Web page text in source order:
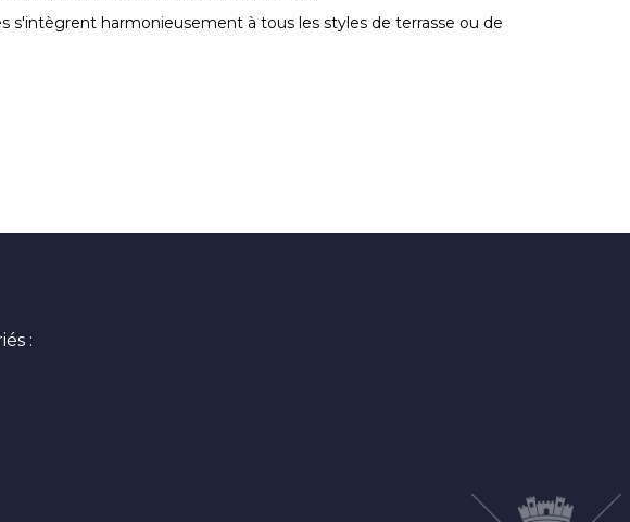
s'intègrent harmonieusement à tous les styles de terrasse ou de
: